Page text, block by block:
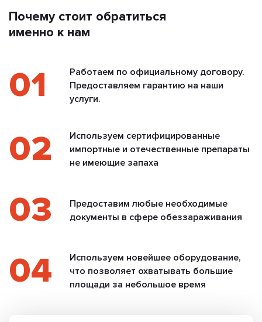
Почему стоит обратиться
именно к нам
01
Работаем по официальному договору.
Предоставляем гарантию на наши
услуги.
02
Используем сертифицированные
импортные и отечественные препараты
не имеющие запаха
03
Предоставим любые необходимые
документы в сфере обеззараживания
04
Используем новейшее оборудование,
что позволяет охватывать большие
площади за небольшое время